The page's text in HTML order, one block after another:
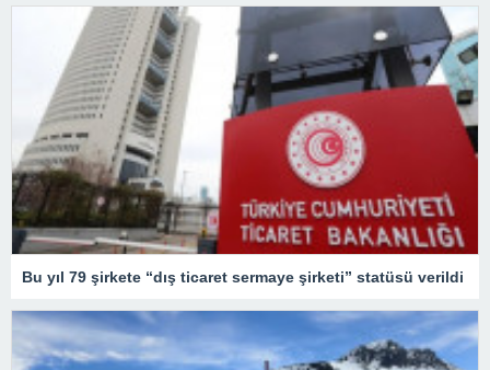
Bu yıl 79 şirkete “dış ticaret sermaye şirketi” statüsü verildi